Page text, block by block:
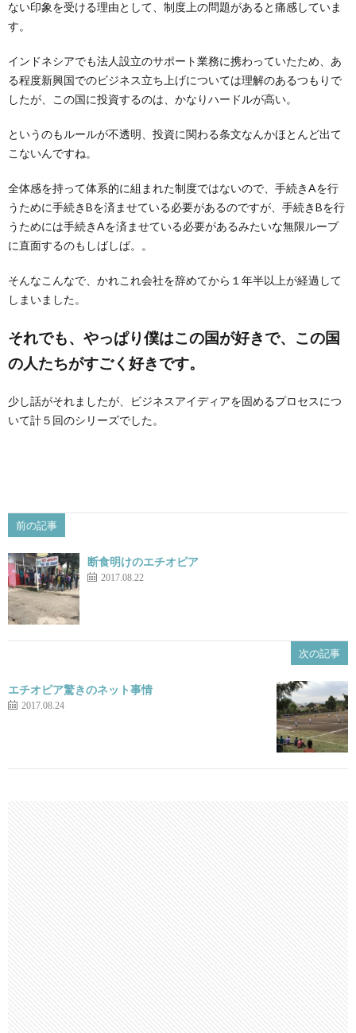
ない印象を受ける理由として、制度上の問題があると痛感していま
す。
インドネシアでも法人設立のサポート業務に携わっていたため、あ
る程度新興国でのビジネス立ち上げについては理解のあるつもりで
したが、この国に投資するのは、かなりハードルが高い。
というのもルールが不透明、投資に関わる条文なんかほとんど出て
こないんですね。
全体感を持って体系的に組まれた制度ではないので、手続きAを行
うために手続きBを済ませている必要があるのですが、手続きBを行
うためには手続きAを済ませている必要があるみたいな無限ループ
に直面するのもしばしば。。
そんなこんなで、かれこれ会社を辞めてから１年半以上が経過して
しまいました。
それでも、やっぱり僕はこの国が好きで、この国
の人たちがすごく好きです。
少し話がそれましたが、ビジネスアイディアを固めるプロセスにつ
いて計５回のシリーズでした。
前の記事
断食明けのエチオピア
2017.08.22
次の記事
エチオピア驚きのネット事情
2017.08.24